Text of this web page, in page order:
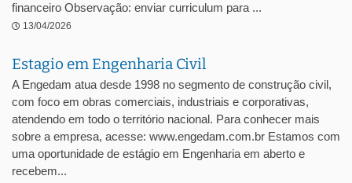
financeiro Observação: enviar curriculum para ...
13/04/2026
Estagio em Engenharia Civil
A Engedam atua desde 1998 no segmento de construção civil,
com foco em obras comerciais, industriais e corporativas,
atendendo em todo o território nacional. Para conhecer mais
sobre a empresa, acesse: www.engedam.com.br Estamos com
uma oportunidade de estágio em Engenharia em aberto e
recebem...